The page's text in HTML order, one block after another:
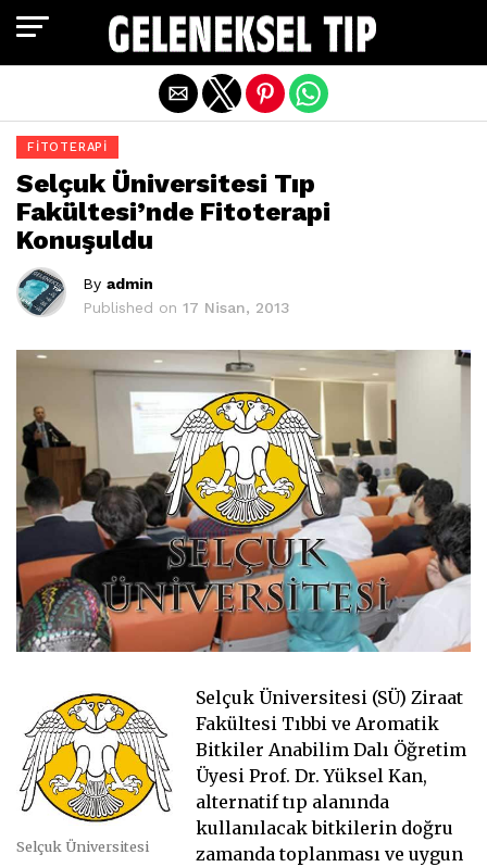
FITOTERAPI
Selçuk Üniversitesi Tıp
Fakültesi’nde Fitoterapi
Konuşuldu
By admin
Published on 17 Nisan, 2013
Selçuk Üniversitesi
Selçuk Üniversitesi (SÜ) Ziraat
Fakültesi Tıbbi ve Aromatik
Bitkiler Anabilim Dalı Öğretim
Üyesi Prof. Dr. Yüksel Kan,
alternatif tıp alanında
kullanılacak bitkilerin doğru
zamanda toplanması ve uygun
Exit mobile version